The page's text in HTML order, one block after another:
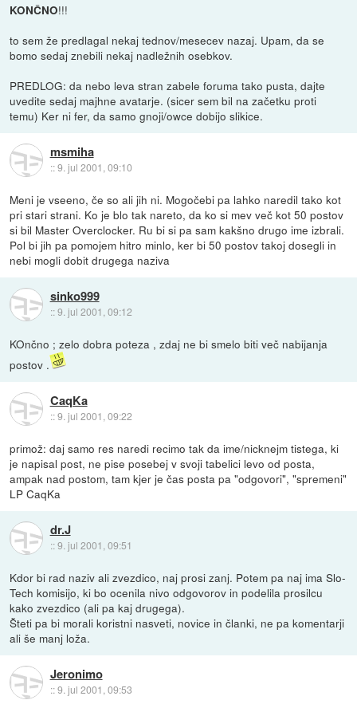
KONČNO!!!
to sem že predlagal nekaj tednov/mesecev nazaj. Upam, da se
bomo sedaj znebili nekaj nadležnih osebkov.
PREDLOG: da nebo leva stran zabele foruma tako pusta, dajte
uvedite sedaj majhne avatarje. (sicer sem bil na začetku proti
temu) Ker ni fer, da samo gnoji/owce dobijo slikice.
msmiha
::9. jul 2001, 09:10
Meni je vseeno, če so ali jih ni. Mogočebi pa lahko naredil tako kot
pri stari strani. Ko je blo tak nareto, da ko si mev več kot 50 postov
si bil Master Overclocker. Ru bi si pa sam kakšno drugo ime izbrali.
Pol bi jih pa pomojem hitro minlo, ker bi 50 postov takoj dosegli in
nebi mogli dobit drugega naziva
sinko999
::9. jul 2001, 09:12
KOnčno ; zelo dobra poteza , zdaj ne bi smelo biti več nabijanja
postov .
CaqKa
::9. jul 2001, 09:22
primož: daj samo res naredi recimo tak da ime/nicknejm tistega, ki
je napisal post, ne pise posebej v svoji tabelici levo od posta,
ampak nad postom, tam kjer je čas posta pa "odgovori", "spremeni"
LP CaqKa
dr.J
::9. jul 2001, 09:51
Kdor bi rad naziv ali zvezdico, naj prosi zanj. Potem pa naj ima Slo-
Tech komisijo, ki bo ocenila nivo odgovorov in podelila prosilcu
kako zvezdico (ali pa kaj drugega).
Šteti pa bi morali koristni nasveti, novice in članki, ne pa komentarji
ali še manj loža.
Jeronimo
::9. jul 2001, 09:53